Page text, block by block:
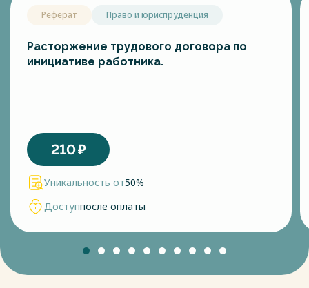
Реферат Право и юриспруденция
Расторжение трудового договора по
инициативе работника.
210₽
Уникальность от50%
Доступпосле оплаты